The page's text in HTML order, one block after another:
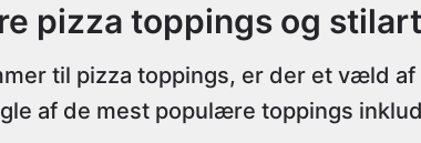
pizza toppings og
til pizza toppings, er der et væld
af de mest populære toppings